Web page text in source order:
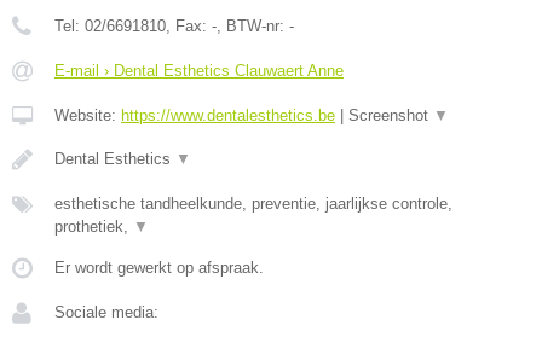
Tel: 02/6691810 , Fax: - , BTW-nr: -
E-mail › Dental Esthetics Clauwaert Anne
Website: https://www.dentalesthetics.be Screenshot ▼
Dental Esthetics ▼
esthetische tandheelkunde, preventie, jaarlijkse controle,
prothetiek,
▼
Er wordt gewerkt op afspraak.
Sociale media: